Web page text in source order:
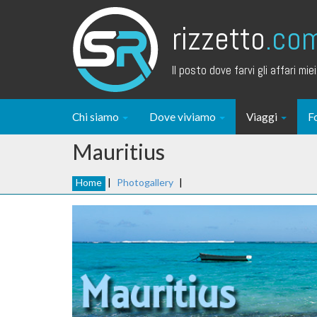
rizzetto
Il posto dove farvi gli affari
Chi siamo Dove viviamo Viaggi
Mauritius
Home | Photogallery |